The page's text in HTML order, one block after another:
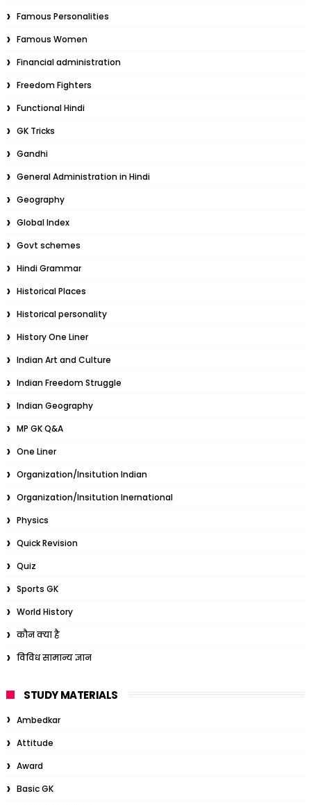
Famous Personalities
Famous Women
Financial administration
Freedom Fighters
Functional Hindi
GK Tricks
Gandhi
General Administration in Hindi
Geography
Global Index
Govt schemes
Hindi Grammar
Historical Places
Historical personality
History One Liner
Indian Art and Culture
Indian Freedom Struggle
Indian Geography
MP GK Q&A
One Liner
Organization/Insitution Indian
Organization/Insitution Inernational
Physics
Quick Revision
Quiz
Sports GK
World History
कौन क्या है
विविध सामान्य ज्ञान
STUDY MATERIALS
Ambedkar
Attitude
Award
Basic GK